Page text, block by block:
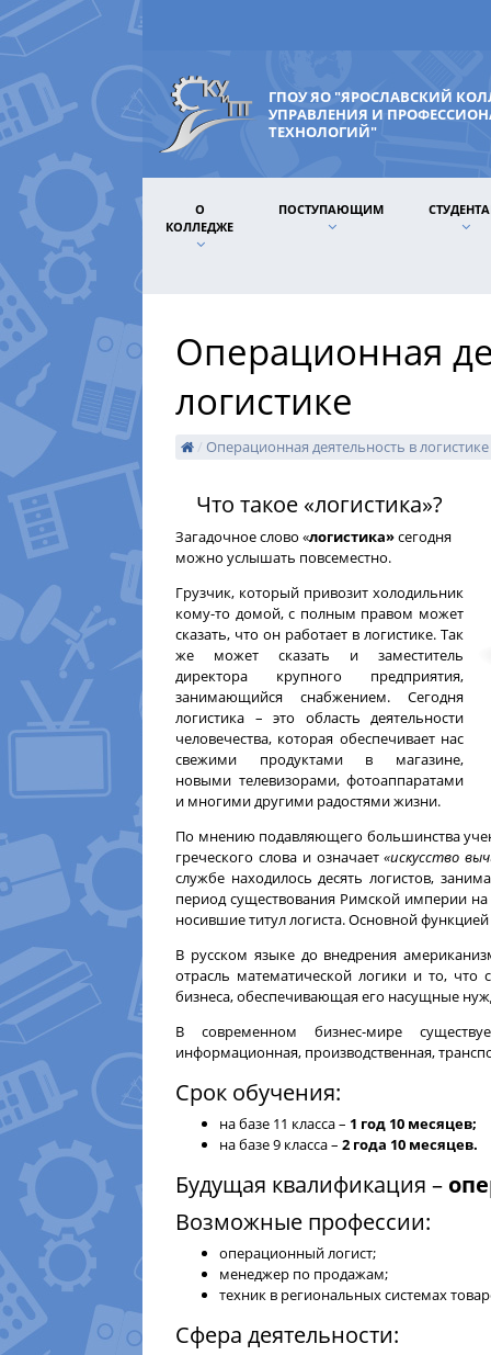
ГПОУ ЯО "ЯРОСЛАВСКИЙ
УПРАВЛЕНИЯ И
ТЕХНОЛОГИЙ"
О
КОЛЛЕДЖЕ
ПОСТУПАЮЩИМ
Операционная
логистике
/ Операционная деятельность в логистике
Что такое «логистика»?
Загадочное слово «логистика»сегодня
можно услышать повсеместно.
Грузчик, который привозит холодильник
кому-то домой, с полным правом может
сказать, что он работает в логистике. Так
же может сказать и заместитель
директора крупного предприятия,
занимающийся снабжением. Сегодня
логистика – это область деятельности
человечества, которая обеспечивает нас
свежими продуктами в магазине,
новыми телевизорами, фотоаппаратами
и многими другими радостями жизни.
По мнению подавляющего большинства
греческого слова и означает«искусство
службе находилось десять логистов,
период существования Римской империи
носившие титул логиста. Основной
В русском языке до внедрения
отрасль математической логики и то, что
бизнеса, обеспечивающая его насущные
В современном бизнес-мире
информационная, производственная,
Срок обучения:
на базе 11 класса – 1 год 10 месяцев;
на базе 9 класса – 2 года 10 месяцев.
Будущая квалификация –
Возможные профессии:
операционный логист;
менеджер по продажам;
техник в региональных системах
Сфера деятельности: